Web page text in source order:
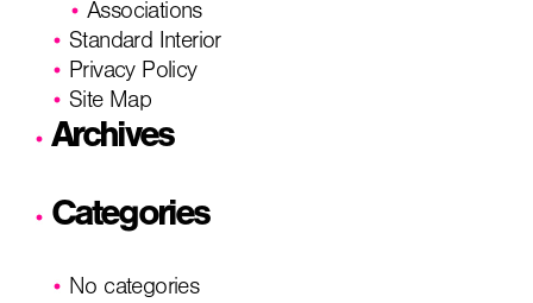
Associations
Standard Interior
Privacy Policy
Site Map
Archives
Categories
No categories